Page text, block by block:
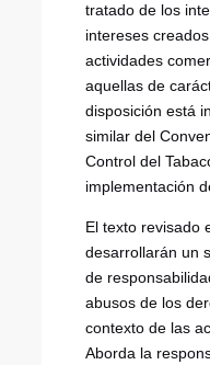
tratado de los
intereses
actividades
aquellas de
disposición está
similar del
Control del
implementación
El texto revisado
desarrollarán un
de
abusos de los
contexto de las
Aborda la